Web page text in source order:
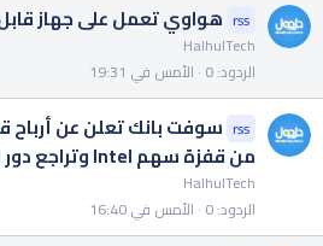
rss هواوي تعمل على جهاز
HalhulTech
الردود 0 الأمس في 19:31
rss سوفت بانك تعلن عن أرباح
من قفزة سهم Intel وتراجع دور OpenAI
HalhulTech
الردود 0 الأمس في 16:40